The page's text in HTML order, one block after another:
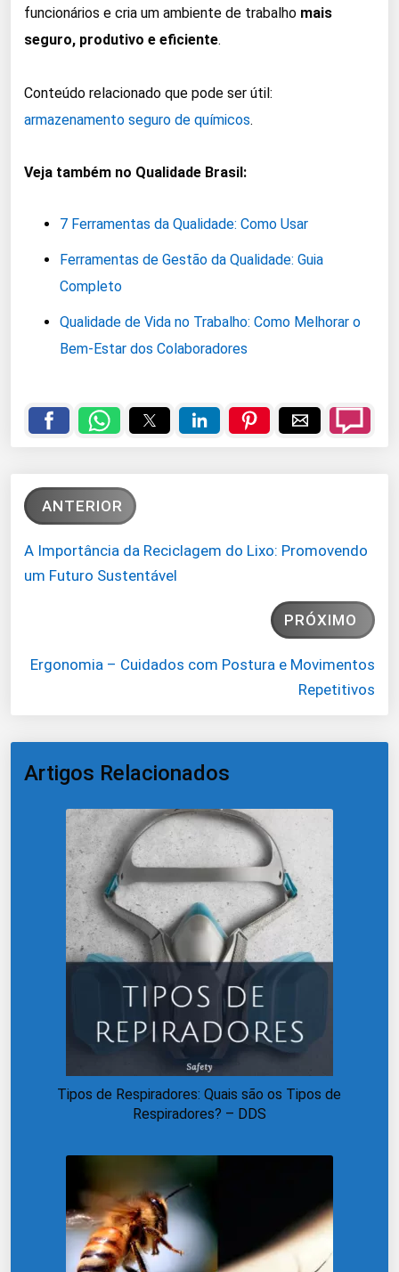
funcionários e cria um ambiente de trabalho mais
seguro, produtivo e eficiente.
Conteúdo relacionado que pode ser útil:
armazenamento seguro de químicos.
Veja também no Qualidade Brasil:
7 Ferramentas da Qualidade: Como Usar
Ferramentas de Gestão da Qualidade: Guia
Completo
Qualidade de Vida no Trabalho: Como Melhorar o
Bem-Estar dos Colaboradores
ANTERIOR
A Importância da Reciclagem do Lixo: Promovendo
um Futuro Sustentável
PRÓXIMO
Ergonomia – Cuidados com Postura e Movimentos
Repetitivos
Artigos Relacionados
Tipos de Respiradores: Quais são os Tipos de
Respiradores? – DDS